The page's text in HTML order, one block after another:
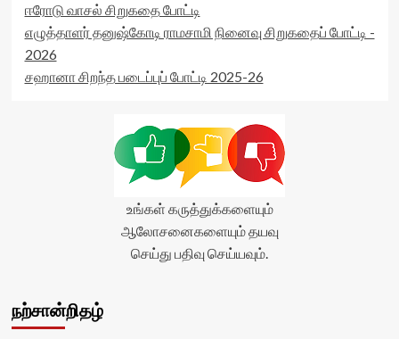
ஈரோடு வாசல் சிறுகதை போட்டி
எழுத்தாளர் தனுஷ்கோடி ராமசாமி நினைவு சிறுகதைப் போட்டி -
2026
சஹானா சிறந்த படைப்புப் போட்டி 2025-26
உங்கள் கருத்துக்களையும்
ஆலோசனைகளையும் தயவு
செய்து பதிவு செய்யவும்.
நற்சான்றிதழ்